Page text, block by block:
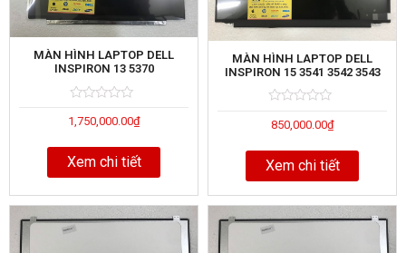
MÀN HÌNH LAPTOP DELL
INSPIRON 13 5370
0
of
1,750,000.00₫
Xem chi tiết
MÀN HÌNH LAPTOP DELL
INSPIRON 15 3541 3542 3543
0
of
850,000.00₫
Xem chi tiết